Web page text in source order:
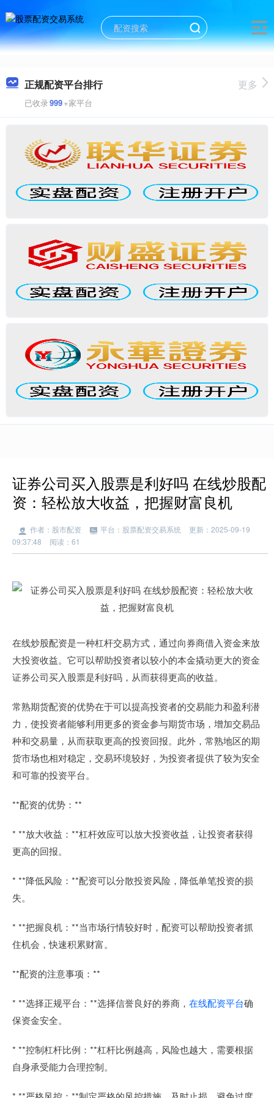
正规配资平台排行
已收录999+家平台
更多
证券公司买入股票是利好吗 在线炒股配
资：轻松放大收益，把握财富良机
作者：股市配资 平台：股票配资交易系统
更新：2025-09-19
09:37:48
阅读：61
在线炒股配资是一种杠杆交易方式，通过向券商借入资金来放
大投资收益。它可以帮助投资者以较小的本金撬动更大的资金
证券公司买入股票是利好吗，从而获得更高的收益。
常熟期货配资的优势在于可以提高投资者的交易能力和盈利潜
力，使投资者能够利用更多的资金参与期货市场，增加交易品
种和交易量，从而获取更高的投资回报。此外，常熟地区的期
货市场也相对稳定，交易环境较好，为投资者提供了较为安全
和可靠的投资平台。
**配资的优势：**
* **放大收益：**杠杆效应可以放大投资收益，让投资者获得
更高的回报。
* **降低风险：**配资可以分散投资风险，降低单笔投资的损
失。
* **把握良机：**当市场行情较好时，配资可以帮助投资者抓
住机会，快速积累财富。
**配资的注意事项：**
* **选择正规平台：**选择信誉良好的券商， 在线配资平台确
保资金安全。
* **控制杠杆比例：**杠杆比例越高，风险也越大，需要根据
自身承受能力合理控制。